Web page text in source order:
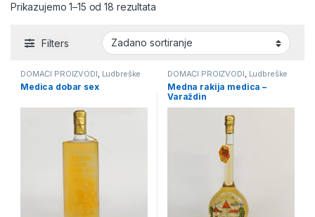
Prikazujemo 1–15 od 18 rezultata
Filters
DOMAĆI PROIZVODI, Ludbreške
rakije, PRIGODNI POKLONI
Rakija od meda "Medica"
Medica dobar sex
DOMAĆI PROIZVODI, Ludbreške
rakije Rakija od meda "Medica"
SUVENIRI,Suveniri sa mednom
rakijom
Medna rakija medica –
Varaždin